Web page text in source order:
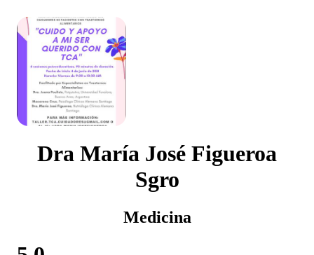
Dra María José Figueroa
Sgro
Medicina